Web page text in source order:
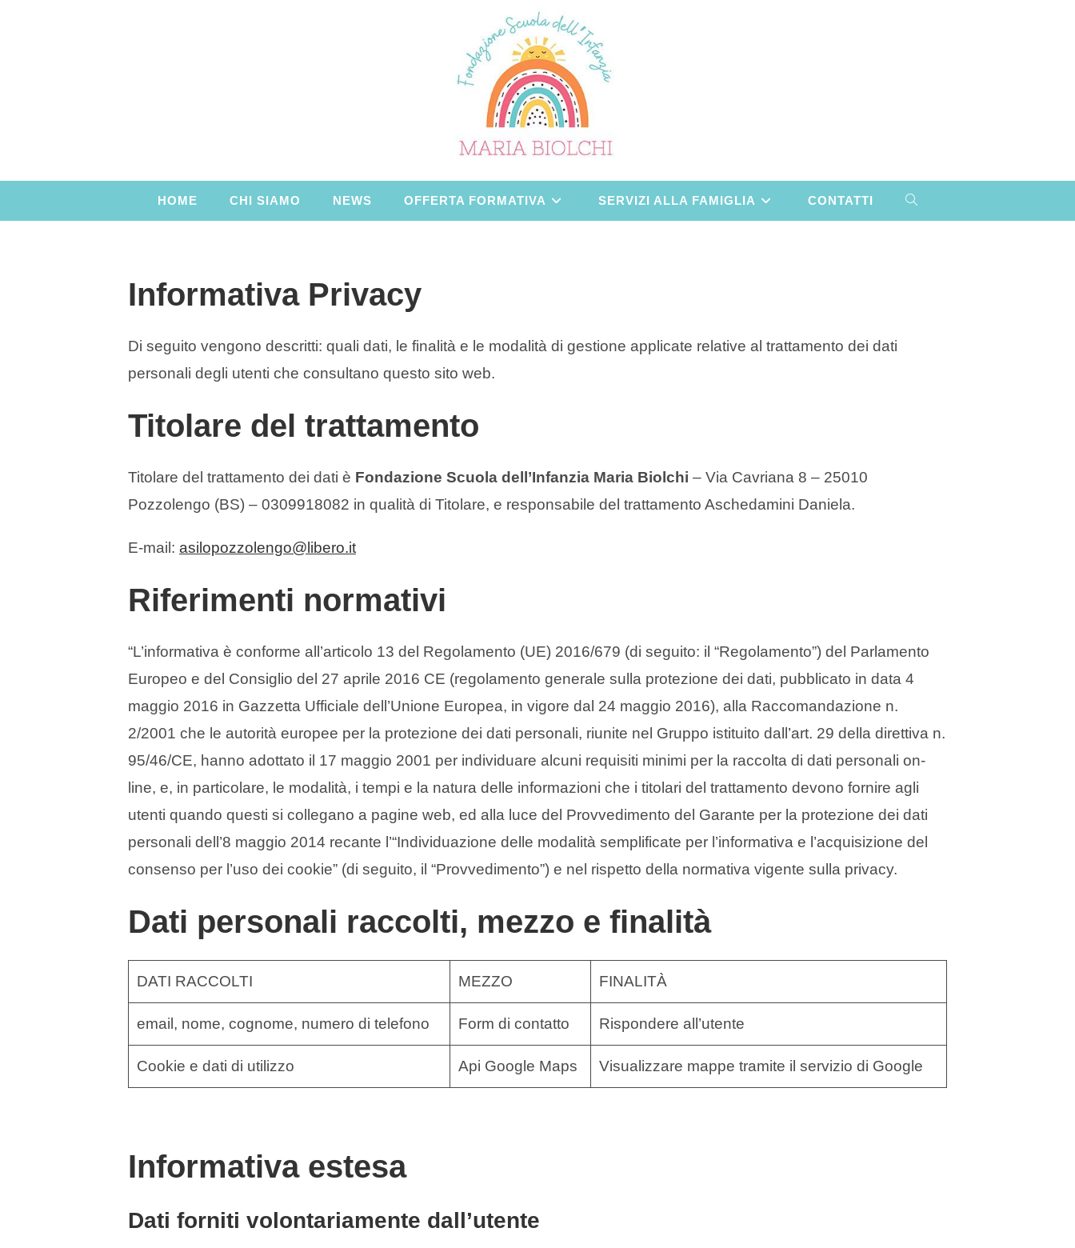
HOME CHI SIAMO NEWS OFFERTA FORMATIVA SERVIZI ALLA FAMIGLIA CONTATTI ATTIVA/DISATTIVA
Informativa Privacy
Di seguito vengono descritti: quali dati, le finalità e le modalità di gestione applicate relative al trattamento dei dati
personali degli utenti che consultano questo sito web.
Titolare del trattamento
Titolare del trattamento dei dati è Fondazione Scuola dell’Infanzia Maria Biolchi – Via Cavriana 8 – 25010
Pozzolengo (BS) – 0309918082 in qualità di Titolare, e responsabile del trattamento Aschedamini Daniela.
E-mail: asilopozzolengo@libero.it
Riferimenti normativi
“L’informativa è conforme all’articolo 13 del Regolamento (UE) 2016/679 (di seguito: il “Regolamento”) del Parlamento
Europeo e del Consiglio del 27 aprile 2016 CE (regolamento generale sulla protezione dei dati, pubblicato in data 4
maggio 2016 in Gazzetta Ufficiale dell’Unione Europea, in vigore dal 24 maggio 2016), alla Raccomandazione n.
2/2001 che le autorità europee per la protezione dei dati personali, riunite nel Gruppo istituito dall’art. 29 della direttiva n.
95/46/CE, hanno adottato il 17 maggio 2001 per individuare alcuni requisiti minimi per la raccolta di dati personali on-
line, e, in particolare, le modalità, i tempi e la natura delle informazioni che i titolari del trattamento devono fornire agli
utenti quando questi si collegano a pagine web, ed alla luce del Provvedimento del Garante per la protezione dei dati
personali dell’8 maggio 2014 recante l’“Individuazione delle modalità semplificate per l’informativa e l’acquisizione del
consenso per l’uso dei cookie” (di seguito, il “Provvedimento”) e nel rispetto della normativa vigente sulla privacy.
Dati personali raccolti, mezzo e finalità
DATI RACCOLTI MEZZO FINALITÀ
email, nome, cognome, numero di telefono Form di contatto Rispondere all’utente
Cookie e dati di utilizzo Api Google Maps Visualizzare mappe tramite il servizio di Google
Informativa estesa
Dati forniti volontariamente dall’utente